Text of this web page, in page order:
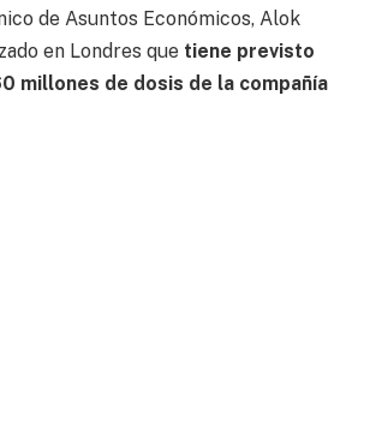
de Asuntos Económicos, Alok
en Londres que tiene previsto
millones de dosis de la compañía